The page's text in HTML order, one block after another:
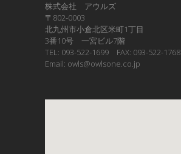
株式会社 アウルズ
〒802-0003
北九州市小倉北区米町1丁目
3番10号 一宮ビル7階
TEL: 093-522-1699 FAX: 093-522-1768
Email: owls@owlsone.co.jp